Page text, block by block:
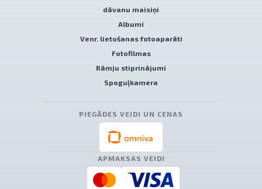
dāvanu maisiņi
Albumi
Venr. lietošanas fotoaparāti
Fotofilmas
Rāmju stiprinājumi
Spoguļkamera
PIEGĀDES VEIDI UN CENAS
APMAKSAS VEIDI